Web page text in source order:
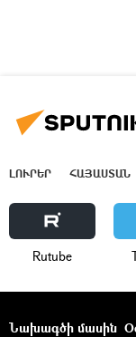
ԼՈՒՐԵՐ ՀԱՅԱՍՏԱՆ
Rutube
Նախագծի մասին